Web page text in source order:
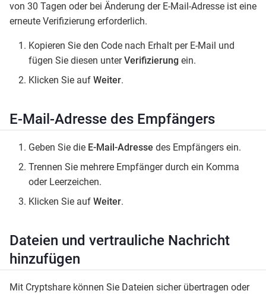
von 30 Tagen oder bei Änderung der E-Mail-Adresse ist eine
erneute Verifizierung erforderlich.
Kopieren Sie den Code nach Erhalt per E-Mail und
fügen Sie diesen unterVerifizierung ein.
Klicken Sie auf Weiter.
E-Mail-Adresse des Empfängers
Geben Sie die E-Mail-Adresse des Empfängers ein.
Trennen Sie mehrere Empfänger durch ein Komma
oder Leerzeichen.
Klicken Sie auf Weiter.
Dateien und vertrauliche Nachricht
hinzufügen
Mit Cryptshare können Sie Dateien sicher übertragen oder